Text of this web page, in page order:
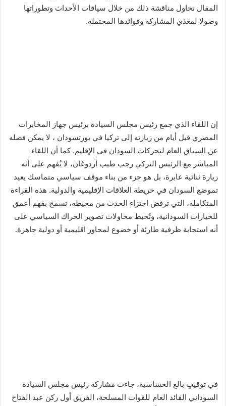
المقال نحاول مناقشة ذلك من خلال سياقات الأحداث وتطوراتها
وصولا لمغذي المشاركة وفوائدها المحتملة.
إن اللقاء الذي جمع رئيس مجلس السيادة برئيس جهاز المخابرات
المصري قبل أيام من زيارته إلى تركيا في بورتسودان ، لا يمكن فصله
عن السياق العام لتحركات السودان في الإقليم. كما أن اللقاء
المباشر مع الرئيس التركي رجب طيب أردوغان، لا يُفهم على أنه
زيارة ثنائية عابرة، بل هو جزء من بناء موقف سياسي متماسك يعيد
تموضع السودان في خريطة العلاقات الإقليمية والدولية. هذه القراءة
المتكاملة، التي ترفض اجتزاء الحدث من محيطه، تسمح بفهم أعمق
للخيارات السودانية، وتُحبط محاولات تصوير الحراك السياسي على
أنه استجابة ظرفية طارئة أو خضوع لمحاور اقليمية أو دولية جاهزة.
في توقيتٍ بالغ الحساسية، جاءت مشاركة رئيس مجلس السيادة
السوداني القائد العام للقوات المسلحة، الفريق أول ركن عبد الفتاح